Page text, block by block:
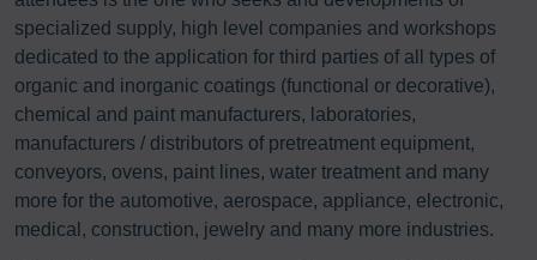
specialized supply, high level companies and workshops
dedicated to the application for third parties of all types of
organic and inorganic coatings (functional or decorative),
chemical and paint manufacturers, laboratories,
manufacturers / distributors of pretreatment equipment,
conveyors, ovens, paint lines, water treatment and many
more for the automotive, aerospace, appliance, electronic,
medical, construction, jewelry and many more industries.